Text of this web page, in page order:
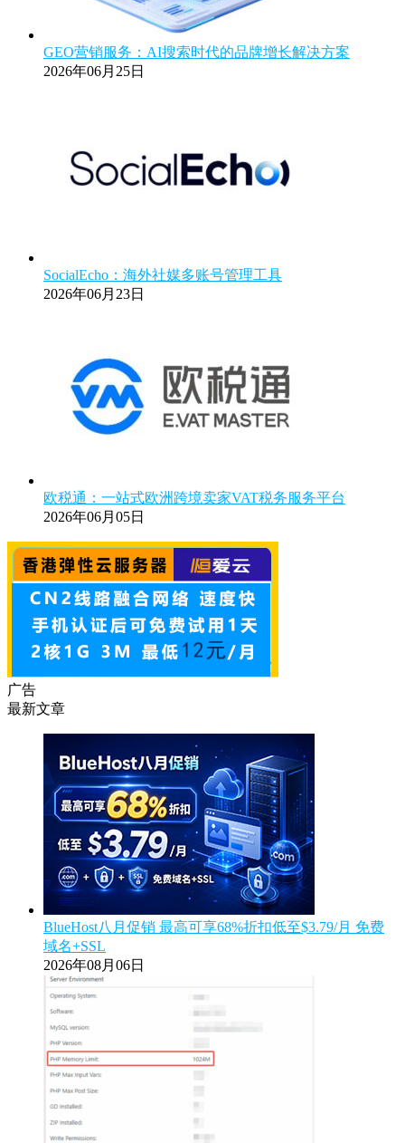
GEO营销服务：AI搜索时代的品牌增长解决方案
2026年06月25日
SocialEcho：海外社媒多账号管理工具
2026年06月23日
欧税通：一站式欧洲跨境卖家VAT税务服务平台
2026年06月05日
广告
最新文章
BlueHost八月促销 最高可享68%折扣低至$3.79/月 免费
域名+SSL
2026年08月06日